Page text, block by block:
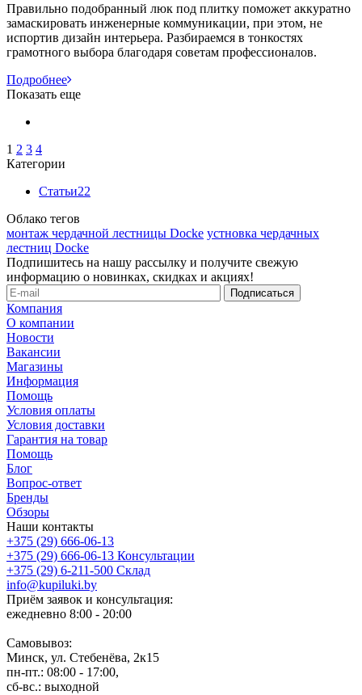
Правильно подобранный люк под плитку поможет аккуратно
замаскировать инженерные коммуникации, при этом, не
испортив дизайн интерьера. Разбираемся в тонкостях
грамотного выбора благодаря советам профессионалов.
Подробнее
Показать еще
1 2 3 4
Категории
Статьи22
Облако тегов
монтаж чердачной лестницы Docke устновка чердачных
лестниц Docke
Подпишитесь на нашу рассылку и получите свежую
информацию о новинках, скидках и акциях!
Компания
О компании
Новости
Вакансии
Магазины
Информация
Помощь
Условия оплаты
Условия доставки
Гарантия на товар
Помощь
Блог
Вопрос-ответ
Бренды
Обзоры
Наши контакты
+375 (29) 666-06-13
+375 (29) 666-06-13 Консультации
+375 (29) 6-211-500 Склад
info@kupiluki.by
Приём заявок и консультация:
ежедневно 8:00 - 20:00
Самовывоз:
Минск, ул. Стебенёва, 2к15
пн-пт.: 08:00 - 17:00,
сб-вс.: выходной